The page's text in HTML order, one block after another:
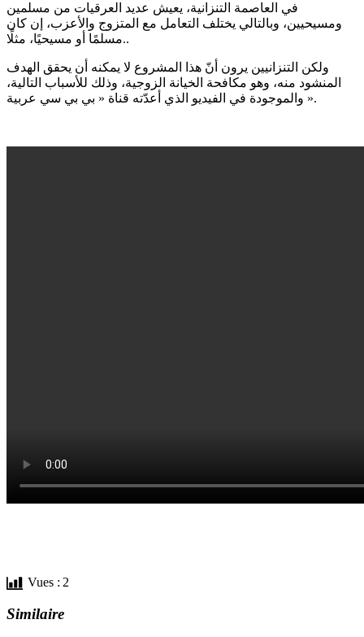
في العاصمة التنزانية، يعيش عديد العرقيات من مسلمين
ومسيحيين، وبالتالي يختلف التعامل مع المتزوج والأعزب، إن كان
مسلمًا أو مسيحيًا، مثلًا..
ولكن التنزانيين يرون أنّ هذا المشروع لا يمكنه أن يحقق الهدف
المنشود منه، وهو مكافحة الخيانة الزوجية، وذلك للأسباب التالية،
والموجودة في الفيديو الذي أعدّته قناة « بي بي سي عربية ».
Vues : 2
Similaire